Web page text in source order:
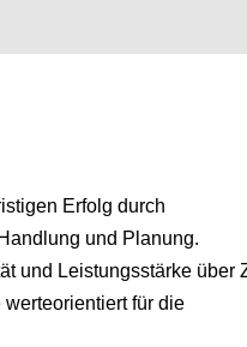
Erfolg durch
und Planung.
und Leistungsstärke über
für die